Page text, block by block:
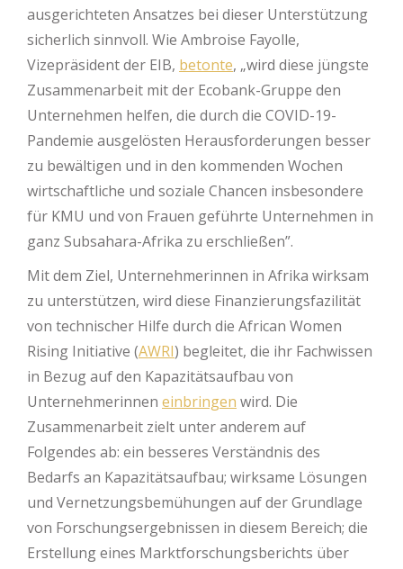
ausgerichteten Ansatzes bei dieser Unterstützung
sicherlich sinnvoll. Wie Ambroise Fayolle,
Vizepräsident der EIB, betonte, „wird diese jüngste
Zusammenarbeit mit der Ecobank-Gruppe den
Unternehmen helfen, die durch die COVID-19-
Pandemie ausgelösten Herausforderungen besser
zu bewältigen und in den kommenden Wochen
wirtschaftliche und soziale Chancen insbesondere
für KMU und von Frauen geführte Unternehmen in
ganz Subsahara-Afrika zu erschließen”.
Mit dem Ziel, Unternehmerinnen in Afrika wirksam
zu unterstützen, wird diese Finanzierungsfazilität
von technischer Hilfe durch die African Women
Rising Initiative (AWRI) begleitet, die ihr Fachwissen
in Bezug auf den Kapazitätsaufbau von
Unternehmerinnen einbringen wird. Die
Zusammenarbeit zielt unter anderem auf
Folgendes ab: ein besseres Verständnis des
Bedarfs an Kapazitätsaufbau; wirksame Lösungen
und Vernetzungsbemühungen auf der Grundlage
von Forschungsergebnissen in diesem Bereich; die
Erstellung eines Marktforschungsberichts über